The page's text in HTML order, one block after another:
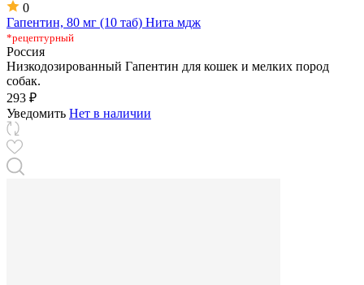
0
Гапентин, 80 мг (10 таб) Нита мдж
*рецептурный
Россия
Низкодозированный Гапентин для кошек и мелких пород
собак.
293 ₽
Уведомить Нет в наличии